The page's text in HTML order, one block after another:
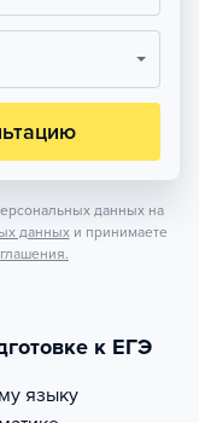
данных на
данных и принимаете
к ЕГЭ
языку